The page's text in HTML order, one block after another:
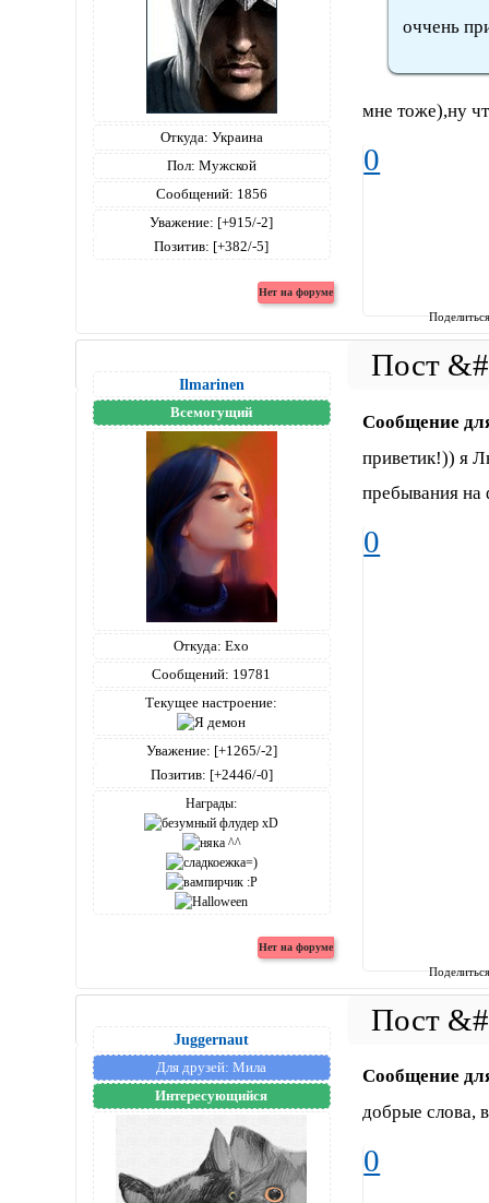
Откуда: Украина
Пол: Мужской
Сообщений: 1856
Уважение: [+915/-2]
Позитив: [+382/-5]
оччень
мне тоже),ну
0
Ilmarinen
Всемогущий
Откуда: Ехо
Сообщений: 19781
Текущее настроение:
Уважение: [+1265/-2]
Позитив: [+2446/-0]
Награды:
Сообщение
приветик!)) я
пребывания
0
Juggernaut
Для друзей: Мила
Интересующийся
Сообщение
добрые слова,
0